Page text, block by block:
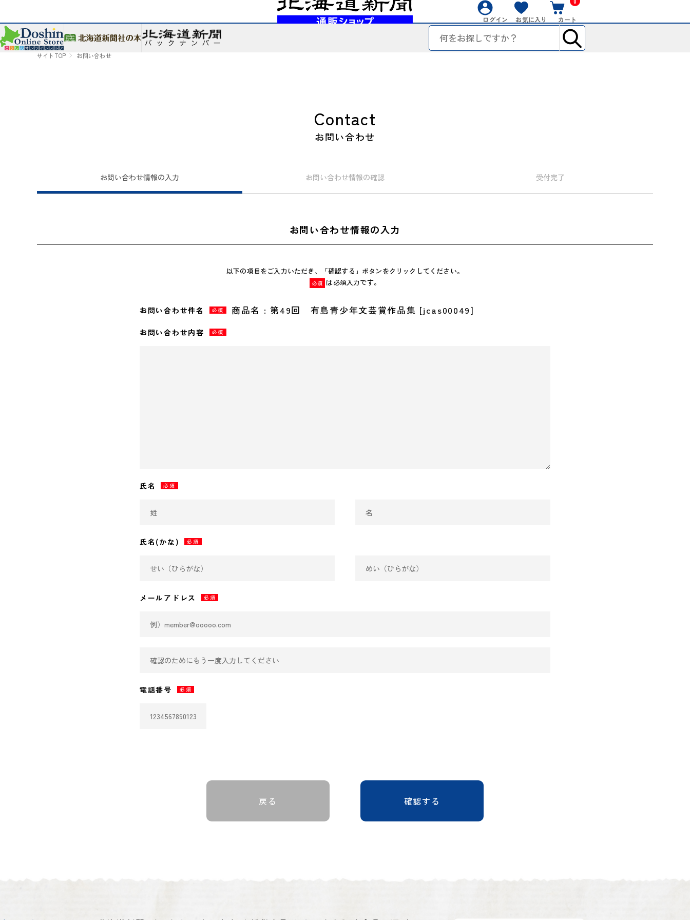
ログイン お気に入り カート
サイトTOP お問い合わせ
Contact
お問い合わせ
お問い合わせ情報の入力 お問い合わせ情報の確認 受付完了
お問い合わせ情報の入力
以下の項目をご入力いただき、「確認する」ボタンをクリックしてください。
必須 は必須入力です。
お問い合わせ件名 必須 商品名 : 第49回 有島青少年文芸賞作品集 [jcas00049]
お問い合わせ内容 必須
氏名 必須
氏名(かな) 必須
メールアドレス 必須
電話番号 必須
戻る 確認する